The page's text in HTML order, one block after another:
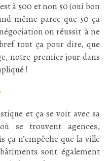
à 500 et non 50 (oui bon
même parce que 50 ça
on réussit à ne
tout ça pour dire, que
notre premier jour dans
!
et ça se voit avec sa
se trouvent agences,
ça n’empêche que la ville
sont également